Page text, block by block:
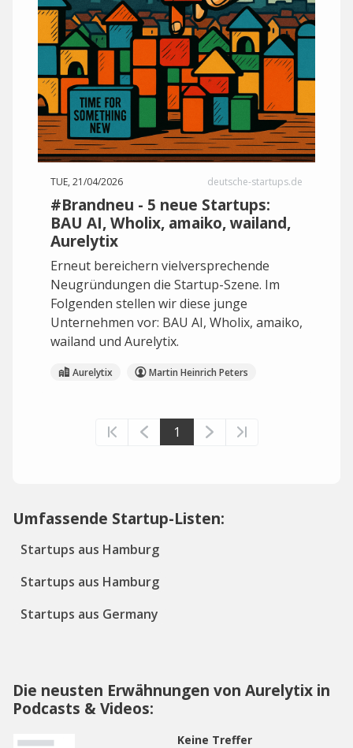
TUE, 21/04/2026 deutsche-startups.de
#Brandneu - 5 neue Startups:
BAU AI, Wholix, amaiko, wailand,
Aurelytix
Erneut bereichern vielversprechende
Neugründungen die Startup-Szene. Im
Folgenden stellen wir diese junge
Unternehmen vor: BAU AI, Wholix, amaiko,
wailand und Aurelytix.
Aurelytix Martin Heinrich Peters
1
Umfassende Startup-Listen:
Startups aus Hamburg
Startups aus Hamburg
Startups aus Germany
Die neusten Erwähnungen von Aurelytix in
Podcasts & Videos:
Keine Treffer